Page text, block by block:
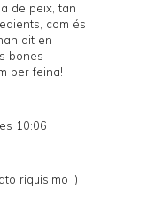
de peix, tan
com és
dit en
bones
per feina!
10:06
riquisimo :)